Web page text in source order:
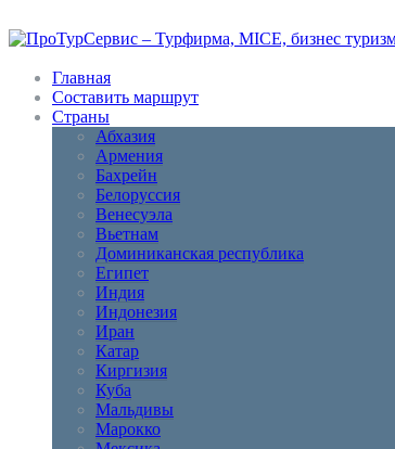
Главная
Составить маршрут
Страны
Абхазия
Армения
Бахрейн
Белоруссия
Венесуэла
Вьетнам
Доминиканская республика
Египет
Индия
Индонезия
Иран
Катар
Киргизия
Куба
Мальдивы
Марокко